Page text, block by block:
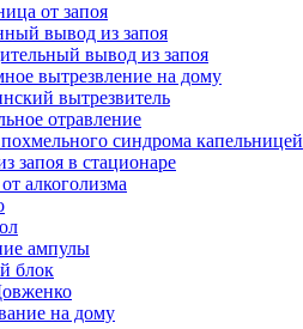
от запоя
вывод из запоя
вывод из запоя
вытрезвление на дому
вытрезвитель
отравление
синдрома капельницей
запоя в стационаре
алкоголизма
ампулы
блок
на дому